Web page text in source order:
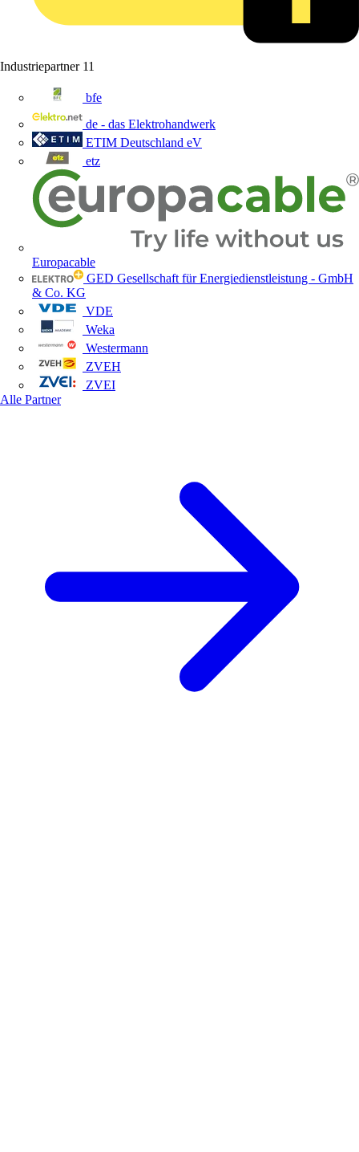
Industriepartner 11
bfe
de - das Elektrohandwerk
ETIM Deutschland eV
etz
Europacable
GED Gesellschaft für Energiedienstleistung - GmbH
& Co. KG
VDE
Weka
Westermann
ZVEH
ZVEI
Alle Partner